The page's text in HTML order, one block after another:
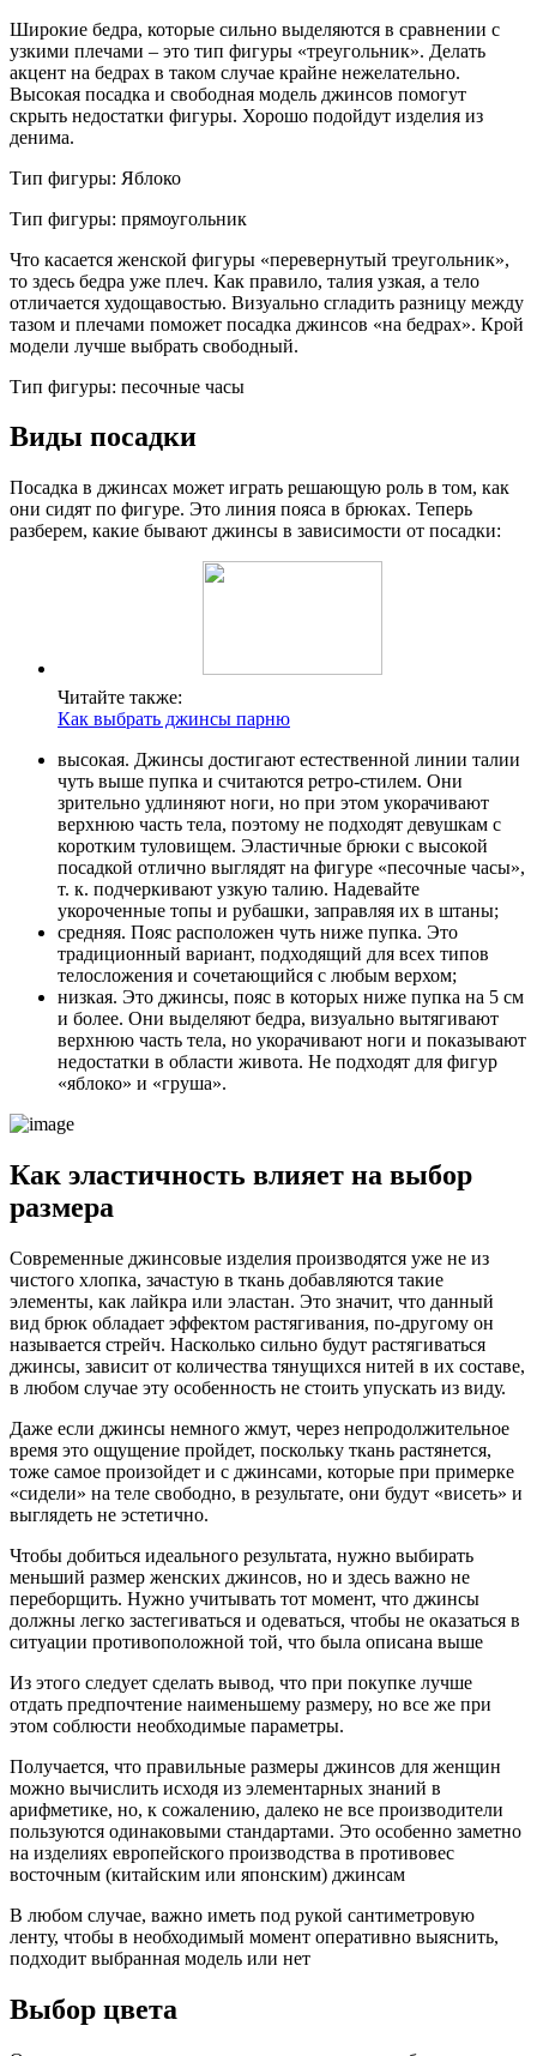
Широкие бедра, которые сильно выделяются в сравнении с
узкими плечами – это тип фигуры «треугольник». Делать
акцент на бедрах в таком случае крайне нежелательно.
Высокая посадка и свободная модель джинсов помогут
скрыть недостатки фигуры. Хорошо подойдут изделия из
денима.
Тип фигуры: Яблоко
Тип фигуры: прямоугольник
Что касается женской фигуры «перевернутый треугольник»,
то здесь бедра уже плеч. Как правило, талия узкая, а тело
отличается худощавостью. Визуально сгладить разницу между
тазом и плечами поможет посадка джинсов «на бедрах». Крой
модели лучше выбрать свободный.
Тип фигуры: песочные часы
Виды посадки
Посадка в джинсах может играть решающую роль в том, как
они сидят по фигуре. Это линия пояса в брюках. Теперь
разберем, какие бывают джинсы в зависимости от посадки:
Читайте также:
Как выбрать джинсы парню
высокая. Джинсы достигают естественной линии талии
чуть выше пупка и считаются ретро-стилем. Они
зрительно удлиняют ноги, но при этом укорачивают
верхнюю часть тела, поэтому не подходят девушкам с
коротким туловищем. Эластичные брюки с высокой
посадкой отлично выглядят на фигуре «песочные часы»,
т. к. подчеркивают узкую талию. Надевайте
укороченные топы и рубашки, заправляя их в штаны;
средняя. Пояс расположен чуть ниже пупка. Это
традиционный вариант, подходящий для всех типов
телосложения и сочетающийся с любым верхом;
низкая. Это джинсы, пояс в которых ниже пупка на 5 см
и более. Они выделяют бедра, визуально вытягивают
верхнюю часть тела, но укорачивают ноги и показывают
недостатки в области живота. Не подходят для фигур
«яблоко» и «груша».
Как эластичность влияет на выбор
размера
Современные джинсовые изделия производятся уже не из
чистого хлопка, зачастую в ткань добавляются такие
элементы, как лайкра или эластан. Это значит, что данный
вид брюк обладает эффектом растягивания, по-другому он
называется стрейч. Насколько сильно будут растягиваться
джинсы, зависит от количества тянущихся нитей в их составе,
в любом случае эту особенность не стоить упускать из виду.
Даже если джинсы немного жмут, через непродолжительное
время это ощущение пройдет, поскольку ткань растянется,
тоже самое произойдет и с джинсами, которые при примерке
«сидели» на теле свободно, в результате, они будут «висеть» и
выглядеть не эстетично.
Чтобы добиться идеального результата, нужно выбирать
меньший размер женских джинсов, но и здесь важно не
переборщить. Нужно учитывать тот момент, что джинсы
должны легко застегиваться и одеваться, чтобы не оказаться в
ситуации противоположной той, что была описана выше
Из этого следует сделать вывод, что при покупке лучше
отдать предпочтение наименьшему размеру, но все же при
этом соблюсти необходимые параметры.
Получается, что правильные размеры джинсов для женщин
можно вычислить исходя из элементарных знаний в
арифметике, но, к сожалению, далеко не все производители
пользуются одинаковыми стандартами. Это особенно заметно
на изделиях европейского производства в противовес
восточным (китайским или японским) джинсам
В любом случае, важно иметь под рукой сантиметровую
ленту, чтобы в необходимый момент оперативно выяснить,
подходит выбранная модель или нет
Выбор цвета